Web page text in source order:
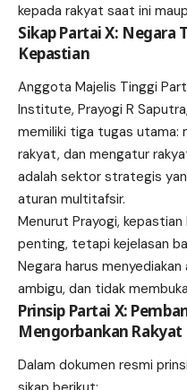
kepada rakyat saat ini
Sikap Partai X: Negara
Kepastian
Anggota Majelis Tinggi
Institute, Prayogi R
memiliki tiga tugas utama:
rakyat, dan mengatur
adalah sektor strategis
aturan multitafsir.
Menurut Prayogi,
penting, tetapi kejelasan
Negara harus
ambigu, dan tidak
Prinsip Partai X:
Mengorbankan Rakyat
Dalam dokumen resmi